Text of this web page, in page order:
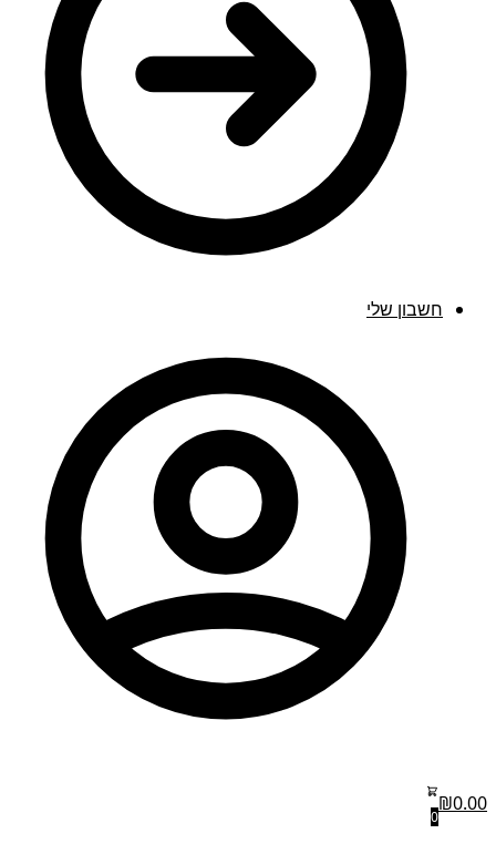
חשבון שלי
₪0.00
0